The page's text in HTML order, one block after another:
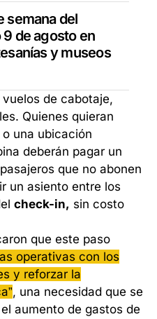
semana del
de agosto en
y museos
de cabotaje,
Quienes quieran
una ubicación
deberán pagar un
que no abonen
un asiento entre los
check-in, sin costo
que este paso
operativas con los
y reforzar la
, una necesidad que se
aumento de gastos de